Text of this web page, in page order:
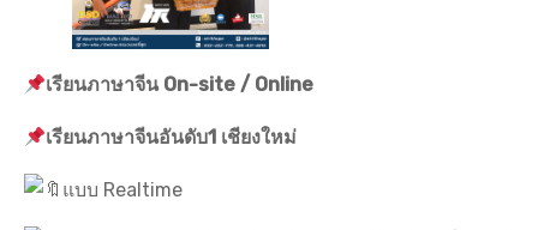
เรียนภาษาจีน On-site / Online
เรียนภาษาจีนอันดับ1 เชียงใหม่
แบบ Realtime